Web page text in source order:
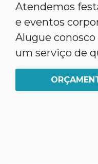
Atendemos
e eventos
Alugue
um serviço de